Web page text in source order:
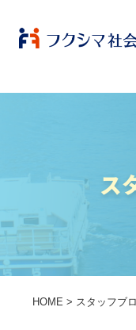
ス
HOME > スタッフブ